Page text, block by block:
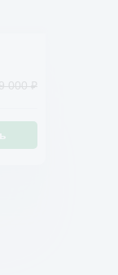
000 ₽